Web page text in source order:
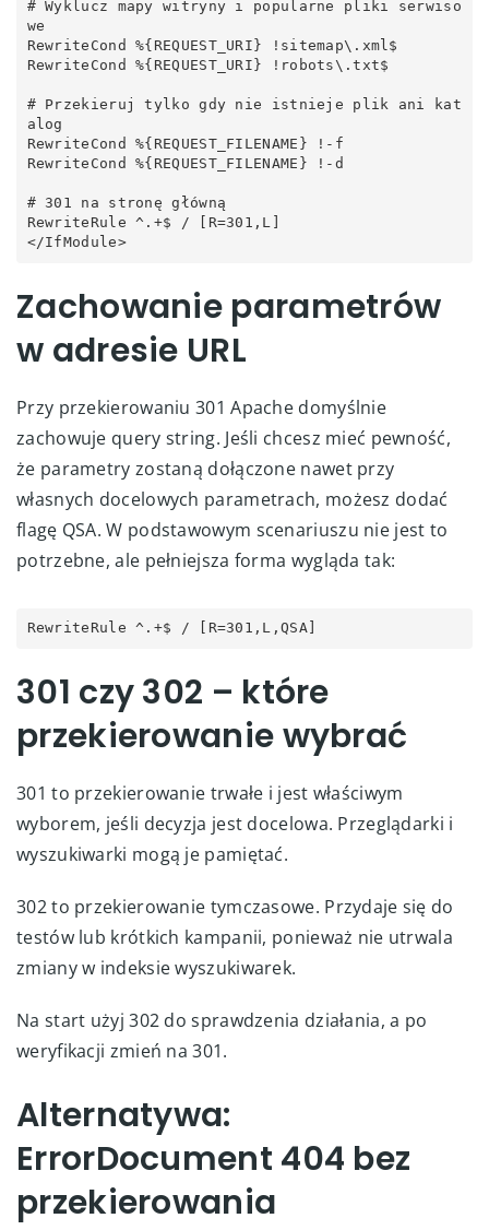
# Wyklucz mapy witryny i popularne pliki serwiso
we
RewriteCond %{REQUEST_URI} !sitemap\.xml$
RewriteCond %{REQUEST_URI} !robots\.txt$
# Przekieruj tylko gdy nie istnieje plik ani kat
alog
RewriteCond %{REQUEST_FILENAME} !-f
RewriteCond %{REQUEST_FILENAME} !-d
# 301 na stronę główną
RewriteRule ^.+$ / [R=301,L]
</IfModule>
Zachowanie parametrów
w adresie URL
Przy przekierowaniu 301 Apache domyślnie
zachowuje query string. Jeśli chcesz mieć pewność,
że parametry zostaną dołączone nawet przy
własnych docelowych parametrach, możesz dodać
flagę QSA. W podstawowym scenariuszu nie jest to
potrzebne, ale pełniejsza forma wygląda tak:
RewriteRule ^.+$ / [R=301,L,QSA]
301 czy 302 – które
przekierowanie wybrać
301 to przekierowanie trwałe i jest właściwym
wyborem, jeśli decyzja jest docelowa. Przeglądarki i
wyszukiwarki mogą je pamiętać.
302 to przekierowanie tymczasowe. Przydaje się do
testów lub krótkich kampanii, ponieważ nie utrwala
zmiany w indeksie wyszukiwarek.
Na start użyj 302 do sprawdzenia działania, a po
weryfikacji zmień na 301.
Alternatywa:
ErrorDocument 404 bez
przekierowania